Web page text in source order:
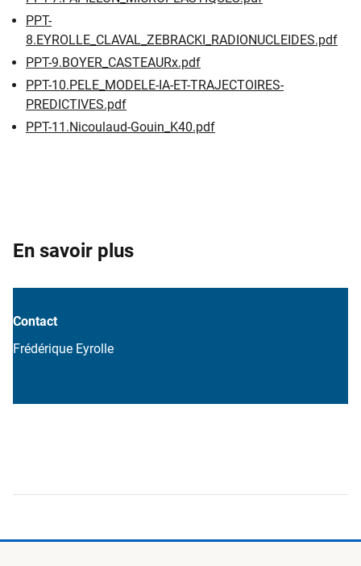
PPT-
8.EYROLLE_CLAVAL_ZEBRACKI_RADIONUCLEIDES.pdf
PPT-9.BOYER_CASTEAURx.pdf
PPT-10.PELE_MODELE-IA-ET-TRAJECTOIRES-
PREDICTIVES.pdf
PPT-11.Nicoulaud-Gouin_K40.pdf
En savoir plus
Contact
​Fréd​érique Eyrolle